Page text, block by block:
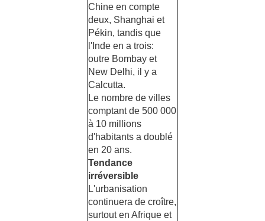
Chine en compte
deux, Shanghai et
Pékin, tandis que
l'Inde en a trois:
outre Bombay et
New Delhi, il y a
Calcutta.
Le nombre de villes
comptant de 500 000
à 10 millions
d'habitants a doublé
en 20 ans.
Tendance
irréversible
L'urbanisation
continuera de croître,
surtout en Afrique et